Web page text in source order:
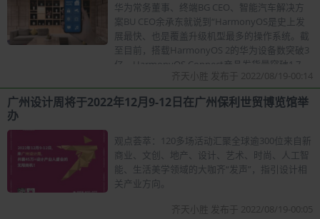
华为常务董事、终端BG CEO、智能汽车解决方
案BU CEO余承东就说到“HarmonyOS是史上发
展最快、也是覆盖升级机型最多的操作系统。截
至目前，搭载HarmonyOS 2的华为设备数突破3
亿，HarmonyOS Connect产品发货量突破1.7
齐天小胜 发布于 2022/08/19-00:14
广州设计周将于2022年12月9-12日在广州保利世贸博览馆举
办
观点荟萃：120多场活动汇聚全球逾300位来自新
商业、文创、地产、设计、艺术、时尚、人工智
能、生活美学领域的大咖齐“发声”，指引设计相
关产业方向。
齐天小胜 发布于 2022/08/19-00:05